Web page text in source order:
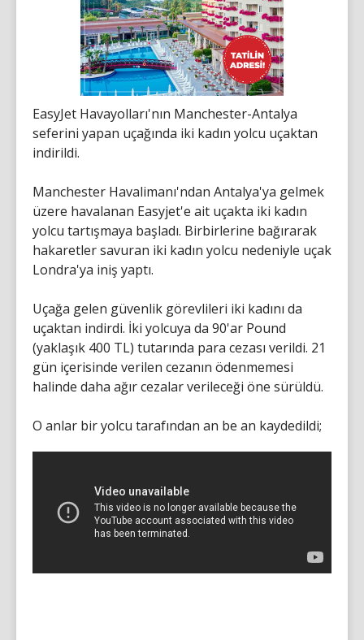
EasyJet Havayolları'nın Manchester-Antalya
seferini yapan uçağında iki kadın yolcu uçaktan
indirildi.
Manchester Havalimanı'ndan Antalya'ya gelmek
üzere havalanan Easyjet'e ait uçakta iki kadın
yolcu tartışmaya başladı. Birbirlerine bağırarak
hakaretler savuran iki kadın yolcu nedeniyle uçak
Londra'ya iniş yaptı.
Uçağa gelen güvenlik görevlileri iki kadını da
uçaktan indirdi. İki yolcuya da 90'ar Pound
(yaklaşık 400 TL) tutarında para cezası verildi. 21
gün içerisinde verilen cezanın ödenmemesi
halinde daha ağır cezalar verileceği öne sürüldü.
O anlar bir yolcu tarafından an be an kaydedildi;